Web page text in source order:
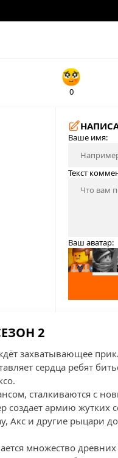
0
Ваше имя:
Текст
Ваш аватар:
2
захватывающее
сердца ребят
сталкиваются с
создает армию жутких
Акс и другие рыцари
множество